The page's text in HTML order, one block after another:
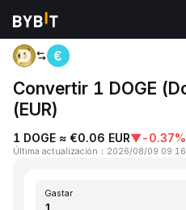
Inicio DOGE to EUR
Convertir 1 DOGE
(EUR)
1 DOGE ≈ €0.06 EUR▼-0.37%
Última actualización ： 2026/08/09 09:16
Gastar